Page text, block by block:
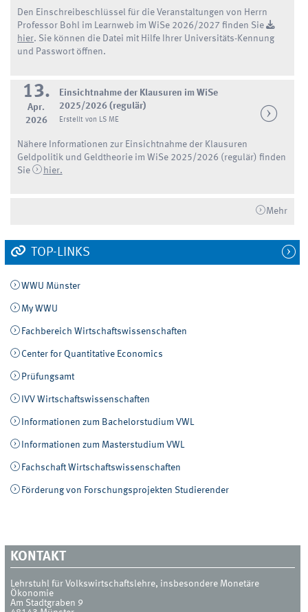
Den Einschreibeschlüssel für die Veranstaltungen von Herrn
Professor Bohl im Learnweb im WiSe 2026/2027 finden Sie
hier. Sie können die Datei mit Hilfe Ihrer Universitäts-Kennung
und Passwort öffnen.
13.
Apr.
2026
Einsichtnahme der Klausuren im WiSe
2025/2026 (regulär)
Erstellt von LS ME
Nähere Informationen zur Einsichtnahme der Klausuren
Geldpolitik und Geldtheorie im WiSe 2025/2026 (regulär) finden
Sie
hier.
Mehr
TOP-LINKS
WWU Münster
My WWU
Fachbereich Wirtschaftswissenschaften
Center for Quantitative Economics
Prüfungsamt
IVV Wirtschaftswissenschaften
Informationen zum Bachelorstudium VWL
Informationen zum Masterstudium VWL
Fachschaft Wirtschaftswissenschaften
Förderung von Forschungsprojekten Studierender
KONTAKT
Lehrstuhl für Volkswirtschaftslehre, insbesondere Monetäre
Ökonomie
Am Stadtgraben 9